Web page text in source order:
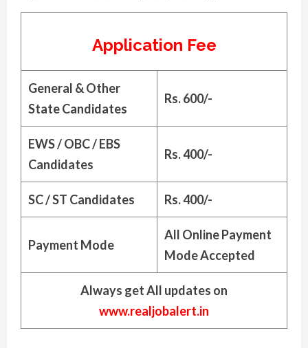
Application Fee
General & Other
State Candidates
Rs. 600/-
EWS / OBC / EBS
Candidates
Rs. 400/-
SC / ST Candidates Rs. 400/-
Payment Mode
All Online Payment
Mode Accepted
Always get All updates on
www.realjobalert.in